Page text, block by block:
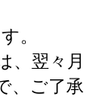
。
、翌々月
、ご了承